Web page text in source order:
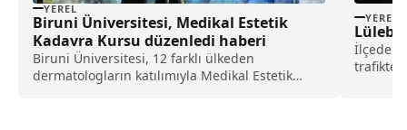
YEREL
Biruni Üniversitesi, Medikal Estetik
Kadavra Kursu düzenledi haberi
Biruni Üniversitesi, 12 farklı ülkeden
dermatologların katılımıyla Medikal Estetik
YEREL
İlçede
trafikte